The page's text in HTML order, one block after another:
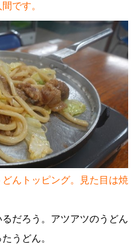
です。
んトッピング。見た目は焼
だろう。アツアツのうどん
うどん。